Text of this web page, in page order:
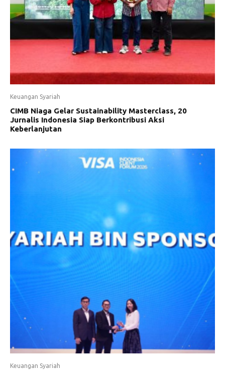
Keuangan Syariah
CIMB Niaga Gelar Sustainability Masterclass, 20
Jurnalis Indonesia Siap Berkontribusi Aksi
Keberlanjutan
Keuangan Syariah